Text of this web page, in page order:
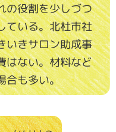
の役割を少しづつ
ている。北杜市社
いきサロン助成事
はない。材料など
合も多い。